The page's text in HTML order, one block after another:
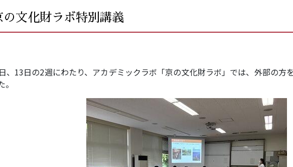
の文化財ラボ特別講義
、13日の2週にわたり、アカデミックラボ「京の文化財ラボ」では、外部の方